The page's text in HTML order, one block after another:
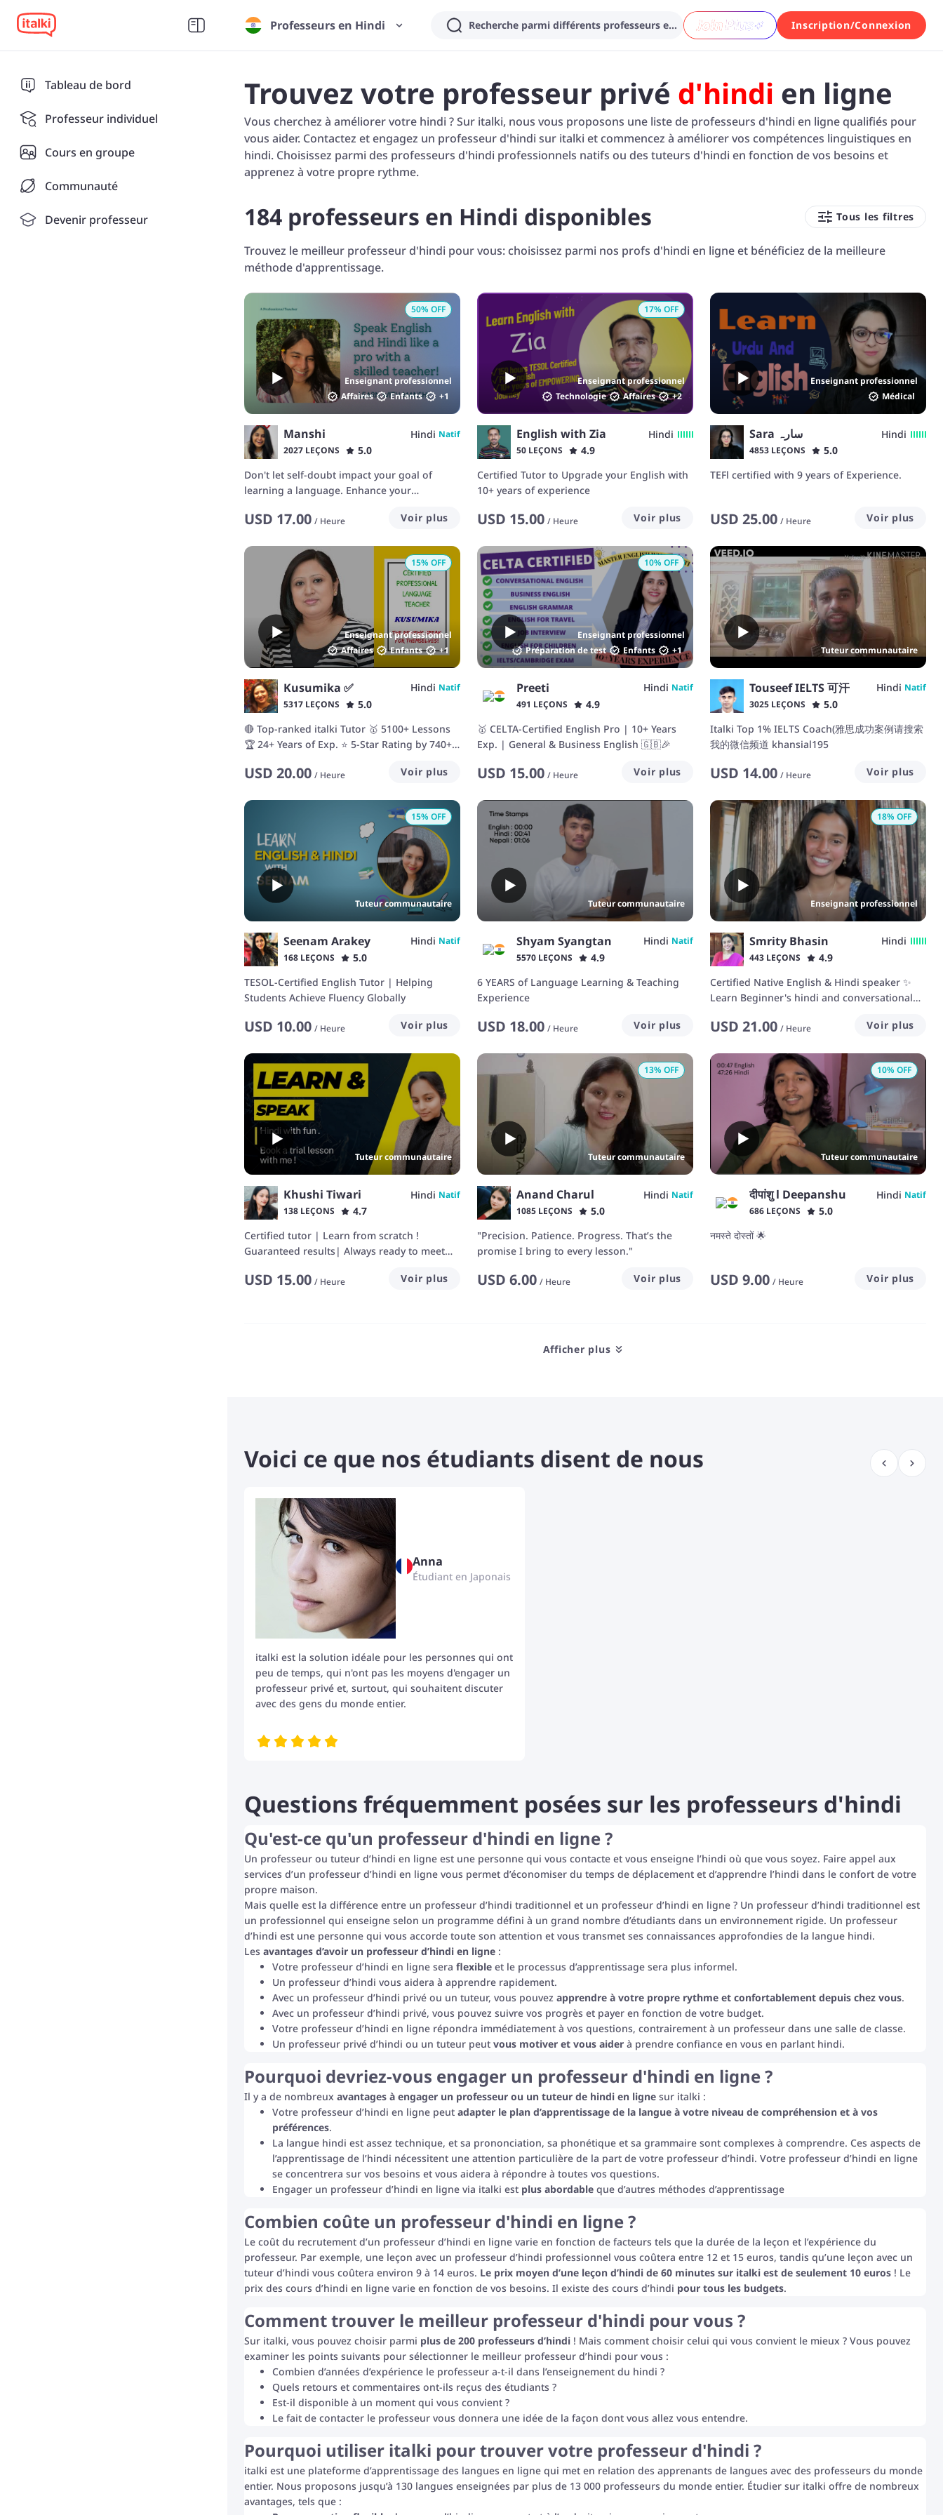
Tableau de bord
Professeur individuel
Cours en groupe
Communauté
Devenir professeur
Professeurs en Hindi Recherche parmi différents professeurs en Hindi… Inscription/Connexion
Trouvez votre professeur privé d'hindi en ligne
Vous cherchez à améliorer votre hindi ? Sur italki, nous vous proposons une liste de professeurs d'hindi en ligne qualifiés pour
vous aider. Contactez et engagez un professeur d'hindi sur italki et commencez à améliorer vos compétences linguistiques en
hindi. Choisissez parmi des professeurs d'hindi professionnels natifs ou des tuteurs d'hindi en fonction de vos besoins et
apprenez à votre propre rythme.
184 professeurs en Hindi disponibles Tous les filtres
Trouvez le meilleur professeur d'hindi pour vous: choisissez parmi nos profs d'hindi en ligne et bénéficiez de la meilleure
méthode d'apprentissage.
Enseignant professionnel
Affaires
Enfants +1
50% OFF
Manshi Hindi Natif
2027 LEÇONS
5.0
Don't let self-doubt impact your goal of
learning a language. Enhance your
USD 17.00 / Heure Voir plus
Enseignant professionnel
Technologie
Affaires +2
17% OFF
English with Zia Hindi
50 LEÇONS
4.9
Certified Tutor to Upgrade your English with
10+ years of experience
USD 15.00 / Heure Voir plus
Enseignant professionnel
Médical
Sara سارہ Hindi
4853 LEÇONS
5.0
TEFl certified with 9 years of Experience.
USD 25.00 / Heure Voir plus
Enseignant professionnel
Affaires
Enfants +1
15% OFF
Kusumika ✅ Hindi Natif
5317 LEÇONS
5.0
🔴 Top-ranked italki Tutor 🥇 5100+ Lessons
🏆 24+ Years of Exp. ⭐ 5-Star Rating by 740+
USD 20.00 / Heure Voir plus
Enseignant professionnel
Préparation de test
Enfants +1
10% OFF
Preeti Hindi Natif
491 LEÇONS
4.9
🥇 CELTA-Certified English Pro | 10+ Years
Exp. | General & Business English 🇬🇧🎉
USD 15.00 / Heure Voir plus
Tuteur communautaire
Touseef IELTS 可汗 Hindi Natif
3025 LEÇONS
5.0
Italki Top 1% IELTS Coach(雅思成功案例请搜索
我的微信频道 khansial195
USD 14.00 / Heure Voir plus
Tuteur communautaire
15% OFF
Seenam Arakey Hindi Natif
168 LEÇONS
5.0
TESOL-Certified English Tutor | Helping
Students Achieve Fluency Globally
USD 10.00 / Heure Voir plus
Tuteur communautaire
Shyam Syangtan Hindi Natif
5570 LEÇONS
4.9
6 YEARS of Language Learning & Teaching
Experience
USD 18.00 / Heure Voir plus
Enseignant professionnel
18% OFF
Smrity Bhasin Hindi
443 LEÇONS
4.9
Certified Native English & Hindi speaker ✨
Learn Beginner's hindi and conversational
USD 21.00 / Heure Voir plus
Tuteur communautaire
Khushi Tiwari Hindi Natif
138 LEÇONS
4.7
Certified tutor | Learn from scratch !
Guaranteed results| Always ready to meet
USD 15.00 / Heure Voir plus
Tuteur communautaire
13% OFF
Anand Charul Hindi Natif
1085 LEÇONS
5.0
"Precision. Patience. Progress. That’s the
promise I bring to every lesson."
USD 6.00 / Heure Voir plus
Tuteur communautaire
10% OFF
दीपांशु l Deepanshu Hindi Natif
686 LEÇONS
5.0
नमस्ते दोस्तों 🌟
USD 9.00 / Heure Voir plus
Afficher plus
Voici ce que nos étudiants disent de nous
Anna
Étudiant en Japonais
italki est la solution idéale pour les personnes qui ont
peu de temps, qui n'ont pas les moyens d'engager un
professeur privé et, surtout, qui souhaitent discuter
avec des gens du monde entier.
Questions fréquemment posées sur les professeurs d'hindi
Qu'est-ce qu'un professeur d'hindi en ligne ?
Un professeur ou tuteur d’hindi en ligne est une personne qui vous contacte et vous enseigne l’hindi où que vous soyez. Faire appel aux
services d’un professeur d’hindi en ligne vous permet d’économiser du temps de déplacement et d’apprendre l’hindi dans le confort de votre
propre maison.
Mais quelle est la différence entre un professeur d’hindi traditionnel et un professeur d’hindi en ligne ? Un professeur d’hindi traditionnel est
un professionnel qui enseigne selon un programme défini à un grand nombre d’étudiants dans un environnement rigide. Un professeur
d’hindi est une personne qui vous accorde toute son attention et vous transmet ses connaissances approfondies de la langue hindi.
Les avantages d’avoir un professeur d’hindi en ligne :
Votre professeur d’hindi en ligne sera flexible et le processus d’apprentissage sera plus informel.
Un professeur d’hindi vous aidera à apprendre rapidement.
Avec un professeur d’hindi privé ou un tuteur, vous pouvez apprendre à votre propre rythme et confortablement depuis chez vous.
Avec un professeur d’hindi privé, vous pouvez suivre vos progrès et payer en fonction de votre budget.
Votre professeur d’hindi en ligne répondra immédiatement à vos questions, contrairement à un professeur dans une salle de classe.
Un professeur privé d’hindi ou un tuteur peut vous motiver et vous aider à prendre confiance en vous en parlant hindi.
Pourquoi devriez-vous engager un professeur d'hindi en ligne ?
Il y a de nombreux avantages à engager un professeur ou un tuteur de hindi en ligne sur italki :
Votre professeur d’hindi en ligne peut adapter le plan d’apprentissage de la langue à votre niveau de compréhension et à vos
préférences.
La langue hindi est assez technique, et sa prononciation, sa phonétique et sa grammaire sont complexes à comprendre. Ces aspects de
l’apprentissage de l’hindi nécessitent une attention particulière de la part de votre professeur d’hindi. Votre professeur d’hindi en ligne
se concentrera sur vos besoins et vous aidera à répondre à toutes vos questions.
Engager un professeur d’hindi en ligne via italki est plus abordable que d’autres méthodes d’apprentissage
Combien coûte un professeur d'hindi en ligne ?
Le coût du recrutement d’un professeur d’hindi en ligne varie en fonction de facteurs tels que la durée de la leçon et l’expérience du
professeur. Par exemple, une leçon avec un professeur d’hindi professionnel vous coûtera entre 12 et 15 euros, tandis qu’une leçon avec un
tuteur d’hindi vous coûtera environ 9 à 14 euros. Le prix moyen d’une leçon d’hindi de 60 minutes sur italki est de seulement 10 euros ! Le
prix des cours d’hindi en ligne varie en fonction de vos besoins. Il existe des cours d’hindi pour tous les budgets.
Comment trouver le meilleur professeur d'hindi pour vous ?
Sur italki, vous pouvez choisir parmi plus de 200 professeurs d’hindi ! Mais comment choisir celui qui vous convient le mieux ? Vous pouvez
examiner les points suivants pour sélectionner le meilleur professeur d’hindi pour vous :
Combien d’années d’expérience le professeur a-t-il dans l’enseignement du hindi ?
Quels retours et commentaires ont-ils reçus des étudiants ?
Est-il disponible à un moment qui vous convient ?
Le fait de contacter le professeur vous donnera une idée de la façon dont vous allez vous entendre.
Pourquoi utiliser italki pour trouver votre professeur d'hindi ?
italki est une plateforme d’apprentissage des langues en ligne qui met en relation des apprenants de langues avec des professeurs du monde
entier. Nous proposons jusqu’à 130 langues enseignées par plus de 13 000 professeurs du monde entier. Étudier sur italki offre de nombreux
avantages, tels que :